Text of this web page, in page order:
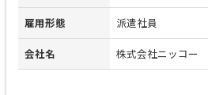
雇用形態 派遣社員
会社名 株式会社ニッコー